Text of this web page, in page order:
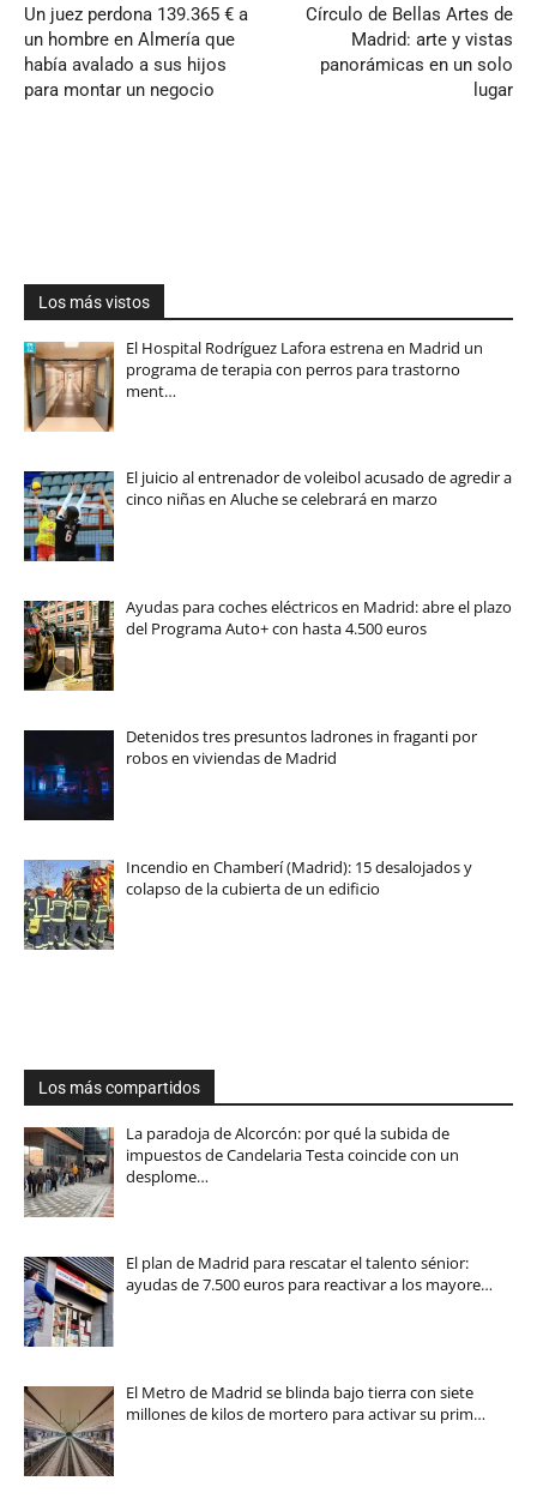
Un juez perdona 139.365 € a
un hombre en Almería que
había avalado a sus hijos
para montar un negocio
Círculo de Bellas Artes de
Madrid: arte y vistas
panorámicas en un solo
lugar
Los más vistos
El Hospital Rodríguez Lafora estrena en Madrid un
programa de terapia con perros para trastorno
ment…
El juicio al entrenador de voleibol acusado de agredir a
cinco niñas en Aluche se celebrará en marzo
Ayudas para coches eléctricos en Madrid: abre el plazo
del Programa Auto+ con hasta 4.500 euros
Detenidos tres presuntos ladrones in fraganti por
robos en viviendas de Madrid
Incendio en Chamberí (Madrid): 15 desalojados y
colapso de la cubierta de un edificio
Los más compartidos
La paradoja de Alcorcón: por qué la subida de
impuestos de Candelaria Testa coincide con un
desplome…
El plan de Madrid para rescatar el talento sénior:
ayudas de 7.500 euros para reactivar a los mayore…
El Metro de Madrid se blinda bajo tierra con siete
millones de kilos de mortero para activar su prim…